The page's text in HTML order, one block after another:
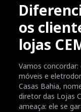
os
lojas
Vamos
móveis e
Casas Bahia,
diretor das Lojas
ameaça: ele se